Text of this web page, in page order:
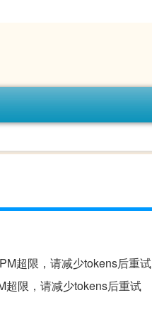
超限，请减少tokens后重试
超限，请减少tokens后重试